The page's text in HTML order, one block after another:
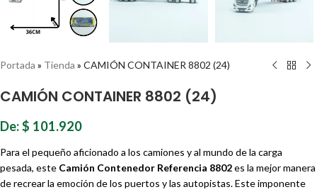
Portada » Tienda » CAMIÓN CONTAINER 8802 (24)
CAMIÓN CONTAINER 8802 (24)
De:$ 101.920
Para el pequeño aficionado a los camiones y al mundo de la carga
pesada, este Camión Contenedor Referencia 8802es la mejor manera
de recrear la emoción de los puertos y las autopistas. Este imponente